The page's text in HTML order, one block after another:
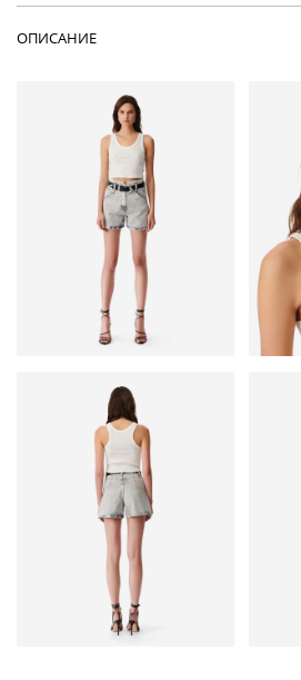
ОПИСАНИЕ
• Майка в рубчик
• Круглый вырез
• Укороченный прилегающий крой
• Основная ткань: 95% Хлопок, 5% Эластан
• Сделано в Португалии